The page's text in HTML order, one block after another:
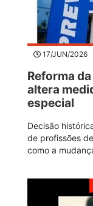
17/JUN/2026
Reforma
altera
especial
Decisão
de profissões
como a